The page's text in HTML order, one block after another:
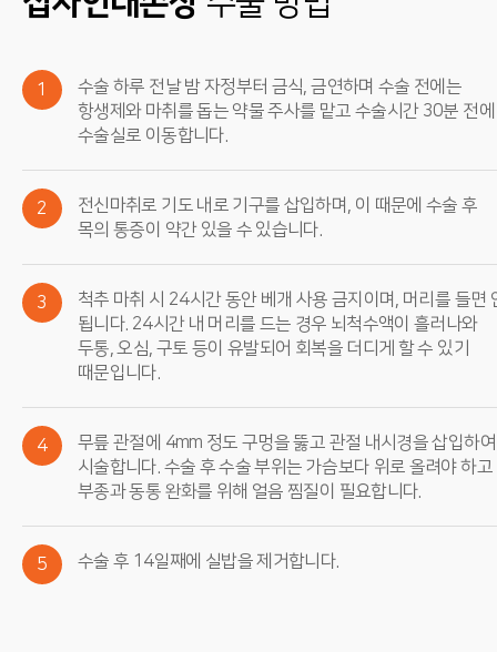
1
수술 하루 전날 밤 자정부터 금식, 금연하며 수술 전에는
항생제와 마취를 돕는 약물 주사를 맡고 수술시간 30분 전에
수술실로 이동합니다.
2
전신마취로 기도 내로 기구를 삽입하며, 이 때문에 수술 후
목의 통증이 약간 있을 수 있습니다.
3
척추 마취 시 24시간 동안 베개 사용 금지이며, 머리를 들면
됩니다. 24시간 내 머리를 드는 경우 뇌척수액이 흘러나와
두통, 오심, 구토 등이 유발되어 회복을 더디게 할 수 있기
때문입니다.
4
무릎 관절에 4mm 정도 구멍을 뚫고 관절 내시경을 삽입하여
시술합니다. 수술 후 수술 부위는 가슴보다 위로 올려야 하고
부종과 동통 완화를 위해 얼음 찜질이 필요합니다.
5 수술 후 14일째에 실밥을 제거합니다.